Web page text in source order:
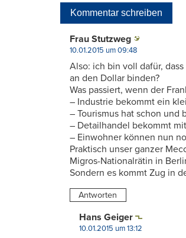
Kommentar schreiben
Frau Stutzweg
10.01.2015 um 09:48
Also: ich bin voll dafür,
an den Dollar binden?
Was passiert, wenn der
– Industrie bekommt ein
– Tourismus hat schon und
– Detailhandel bekommt
– Einwohner können nun
Praktisch unser ganzer
Migros-Nationalrätin in
Sondern es kommt Zug in
Antworten
Hans Geiger
10.01.2015 um 13:12